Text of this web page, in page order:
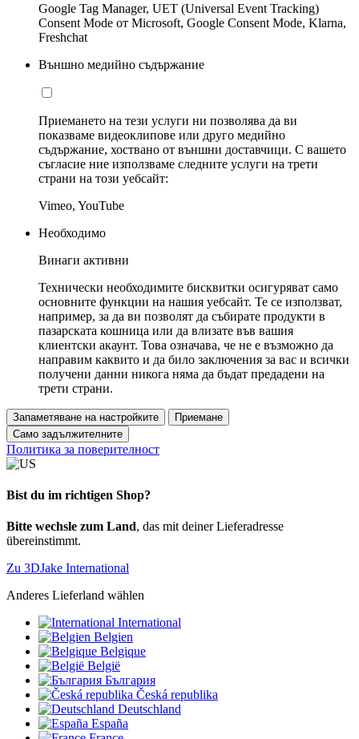
Google Tag Manager, UET (Universal Event Tracking)
Consent Mode от Microsoft, Google Consent Mode, Klarna,
Freshchat
Външно медийно съдържание
Приемането на тези услуги ни позволява да ви
показваме видеоклипове или друго медийно
съдържание, хоствано от външни доставчици. С вашето
съгласие ние използваме следните услуги на трети
страни на този уебсайт:
Vimeo, YouTube
Необходимо
Винаги активни
Технически необходимите бисквитки осигуряват само
основните функции на нашия уебсайт. Те се използват,
например, за да ви позволят да събирате продукти в
пазарската кошница или да влизате във вашия
клиентски акаунт. Това означава, че не е възможно да
направим каквито и да било заключения за вас и всички
получени данни никога няма да бъдат предадени на
трети страни.
Запаметяване на настройките
Приемане
Само задължителните
Политика за поверителност
Bist du im richtigen Shop?
Bitte wechsle zum Land, das mit deiner Lieferadresse
übereinstimmt.
Zu 3DJake International
Anderes Lieferland wählen
International
Belgien
Belgique
België
България
Česká republika
Deutschland
España